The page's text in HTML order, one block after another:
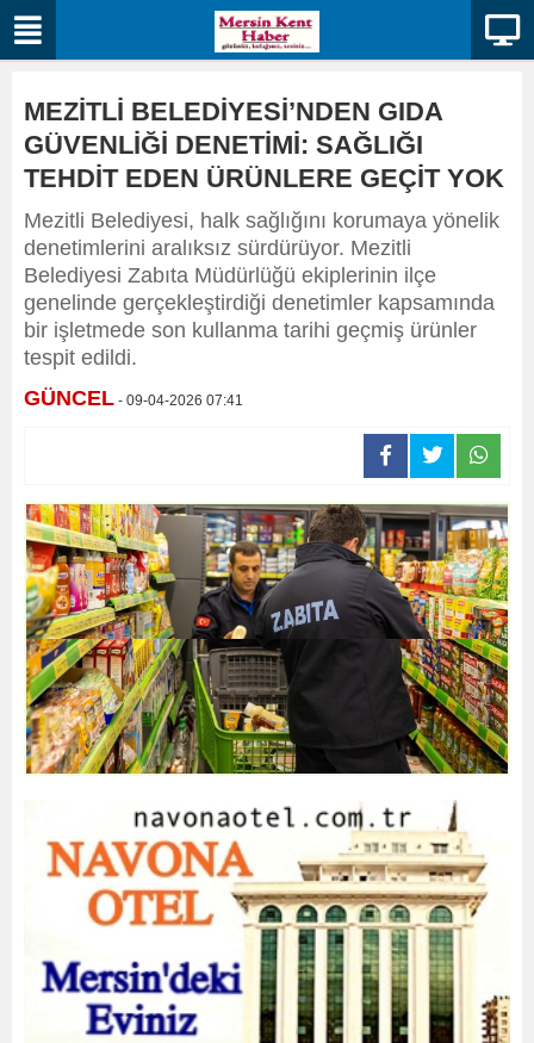
MEZİTLİ BELEDİYESİ’NDEN GIDA
GÜVENLİĞİ DENETİMİ: SAĞLIĞI
TEHDİT EDEN ÜRÜNLERE GEÇİT YOK
Mezitli Belediyesi, halk sağlığını korumaya yönelik
denetimlerini aralıksız sürdürüyor. Mezitli
Belediyesi Zabıta Müdürlüğü ekiplerinin ilçe
genelinde gerçekleştirdiği denetimler kapsamında
bir işletmede son kullanma tarihi geçmiş ürünler
tespit edildi.
GÜNCEL - 09-04-2026 07:41